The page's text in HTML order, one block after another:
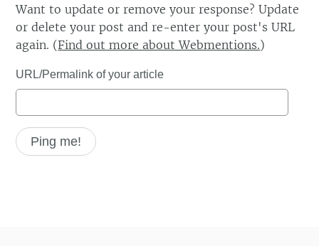
Want to update or remove your response? Update
or delete your post and re-enter your post's URL
again. (Find out more about Webmentions.)
URL/Permalink of your article